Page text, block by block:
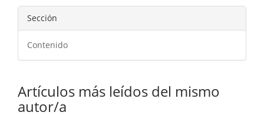
Sección
Contenido
Artículos más leídos del mismo
autor/a